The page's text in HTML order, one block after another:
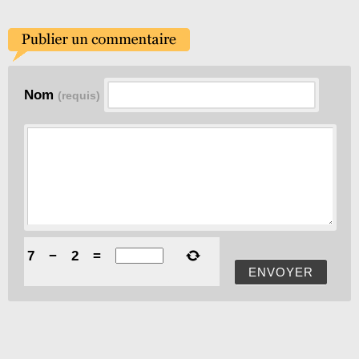
Nom (requis)
ENVOYER
7 − 2 =